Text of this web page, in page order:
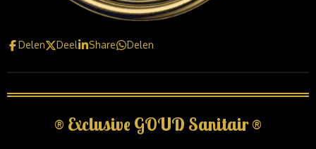
Delen Deel Share Delen
® Exclusive GOUD Sanitair®